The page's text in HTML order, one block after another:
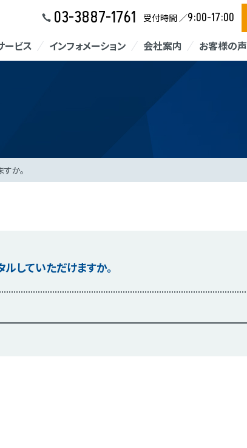
03-3887-1761 受付時間 ／9:00-17:00
ービス インフォメーション 会社案内 お客様の声
か。
していただけますか。